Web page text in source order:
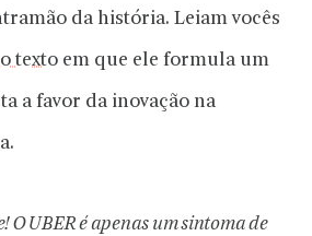
da história. Leiam vocês
texto em que ele formula um
a favor da inovação na
O UBER é apenas um sintoma de